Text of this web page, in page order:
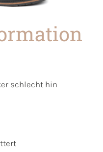
schlecht hin